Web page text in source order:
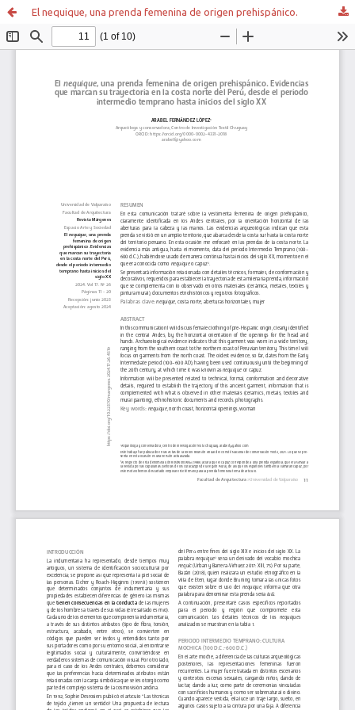
El nequique, una prenda femenina de origen prehispánico.